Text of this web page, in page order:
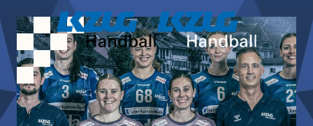
Zum Hauptinhalt springen